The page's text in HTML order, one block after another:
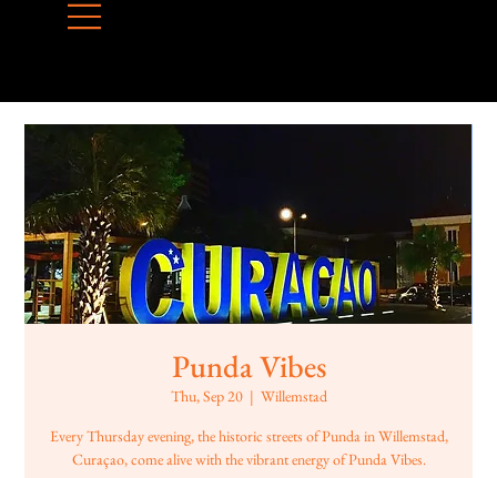
Punda Vibes
Thu, Sep 20
  |
Willemstad
Every Thursday evening, the historic streets of Punda in Willemstad,
Curaçao, come alive with the vibrant energy of Punda Vibes.